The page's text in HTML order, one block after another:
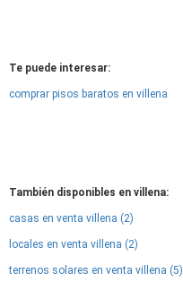
Te puede interesar:
comprar pisos baratos en villena
También disponibles en villena:
casas en venta villena (2)
locales en venta villena (2)
terrenos solares en venta villena (5)